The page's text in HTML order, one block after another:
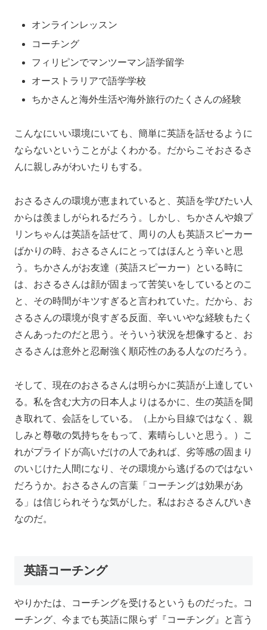
オンラインレッスン
コーチング
フィリピンでマンツーマン語学留学
オーストラリアで語学学校
ちかさんと海外生活や海外旅行のたくさんの経験
こんなにいい環境にいても、簡単に英語を話せるように
ならないということがよくわかる。だからこそおさるさ
んに親しみがわいたりもする。
おさるさんの環境が恵まれていると、英語を学びたい人
からは羨ましがられるだろう。しかし、ちかさんや娘プ
リンちゃんは英語を話せて、周りの人も英語スピーカー
ばかりの時、おさるさんにとってはほんとう辛いと思
う。ちかさんがお友達（英語スピーカー）といる時に
は、おさるさんは顔が固まって苦笑いをしているとのこ
と、その時間がキツすぎると言われていた。だから、お
さるさんの環境が良すぎる反面、辛いいやな経験もたく
さんあったのだと思う。そういう状況を想像すると、お
さるさんは意外と忍耐強く順応性のある人なのだろう。
そして、現在のおさるさんは明らかに英語が上達してい
る。私を含む大方の日本人よりはるかに、生の英語を聞
き取れて、会話をしている。（上から目線ではなく、親
しみと尊敬の気持ちをもって、素晴らしいと思う。）こ
れがプライドが高いだけの人であれば、劣等感の固まり
のいじけた人間になり、その環境から逃げるのではない
だろうか。おさるさんの言葉「コーチングは効果があ
る」は信じられそうな気がした。私はおさるさんびいき
なのだ。
英語コーチング
やりかたは、コーチングを受けるというものだった。コ
ーチング、今までも英語に限らず『コーチング』と言う